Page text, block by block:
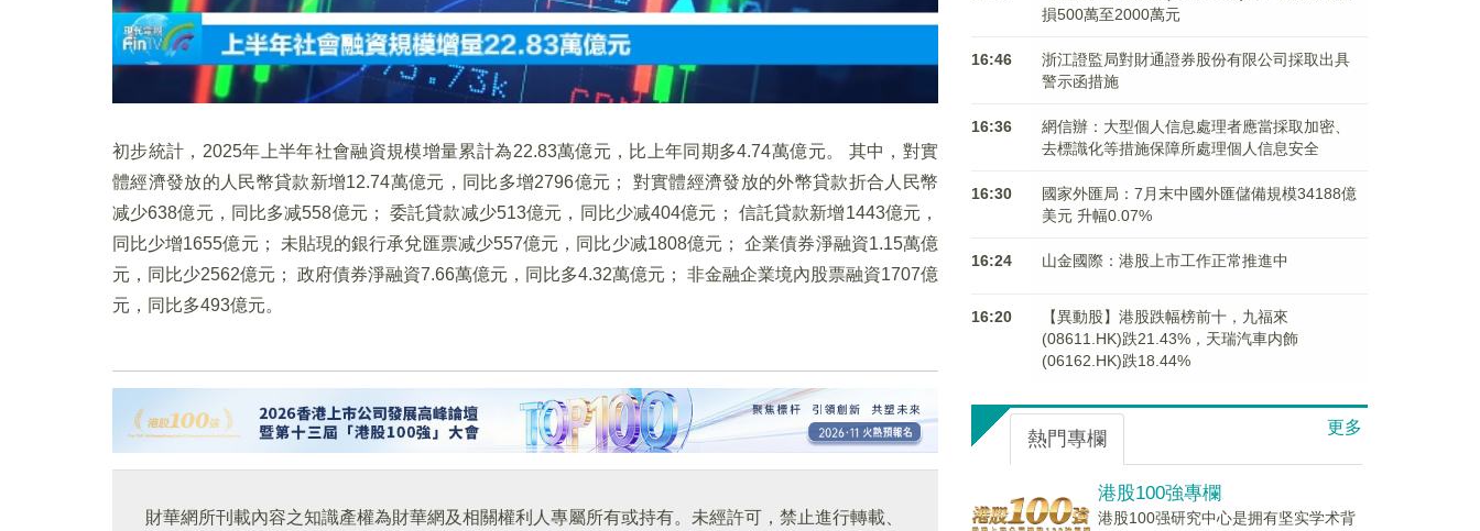
初步統計，2025年上半年社會融資規模增量累計為22.83萬億元，比上年同期多4.74萬億元。 其中，對實
體經濟發放的人民幣貸款新增12.74萬億元，同比多增2796億元； 對實體經濟發放的外幣貸款折合人民幣
减少638億元，同比多减558億元； 委託貸款减少513億元，同比少减404億元； 信託貸款新增1443億元，
同比少增1655億元； 未貼現的銀行承兌匯票减少557億元，同比少减1808億元； 企業債券淨融資1.15萬億
元，同比少2562億元； 政府債券淨融資7.66萬億元，同比多4.32萬億元； 非金融企業境內股票融資1707億
元，同比多493億元。
財華網所刊載內容之知識產權為財華網及相關權利人專屬所有或持有。未經許可，禁止進行轉載、
損500萬至2000萬元
16:46
浙江證監局對財通證券股份有限公司採取出具
警示函措施
16:36
網信辦：大型個人信息處理者應當採取加密、
去標識化等措施保障所處理個人信息安全
16:30
國家外匯局：7月末中國外匯儲備規模34188億
美元 升幅0.07%
16:24 山金國際：港股上市工作正常推進中
16:20
【異動股】港股跌幅榜前十，九福來
(08611.HK)跌21.43%，天瑞汽車内飾
(06162.HK)跌18.44%
更多
熱門專欄
港股100強專欄
港股100强研究中心是拥有坚实学术背